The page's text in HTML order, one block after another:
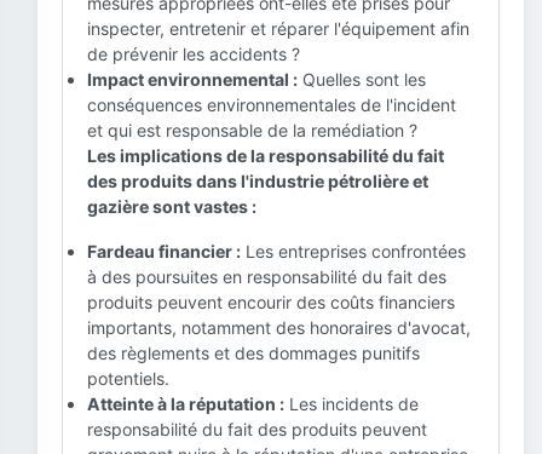
inspecter, entretenir et réparer l'équipement afin
de prévenir les accidents ?
Impact environnemental : Quelles sont les
conséquences environnementales de l'incident
et qui est responsable de la remédiation ?
Les implications de la responsabilité du fait
des produits dans l'industrie pétrolière et
gazière sont vastes :
Fardeau financier : Les entreprises confrontées
à des poursuites en responsabilité du fait des
produits peuvent encourir des coûts financiers
importants, notamment des honoraires d'avocat,
des règlements et des dommages punitifs
potentiels.
Atteinte à la réputation : Les incidents de
responsabilité du fait des produits peuvent